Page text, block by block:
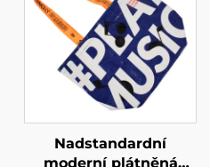
Nadstandardní
moderní plátněná